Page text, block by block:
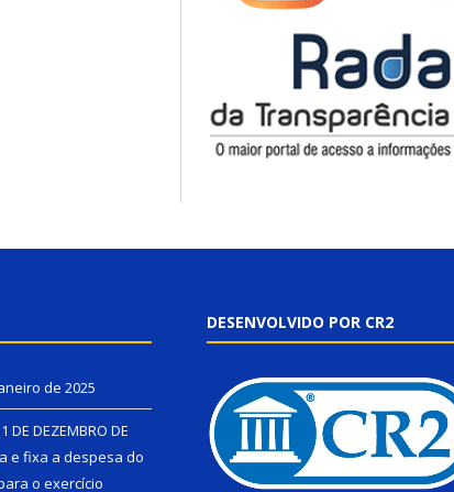
de 2025
DE DEZEMBRO DE
e fixa a despesa do
o exercício
DESENVOLVIDO POR CR2